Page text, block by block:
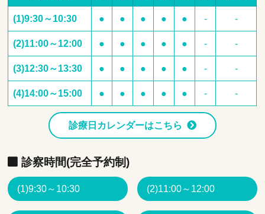
(1)9:30～10:30 ● ● ● ● ● - -
(2)11:00～12:00 ● ● ● ● ● - -
(3)12:30～13:30 ● ● ● ● ● - -
(4)14:00～15:00 ● ● ● ● ● - -
診療日カレンダーはこちら
診察時間(完全予約制)
(1)9:30～10:30 (2)11:00～12:00